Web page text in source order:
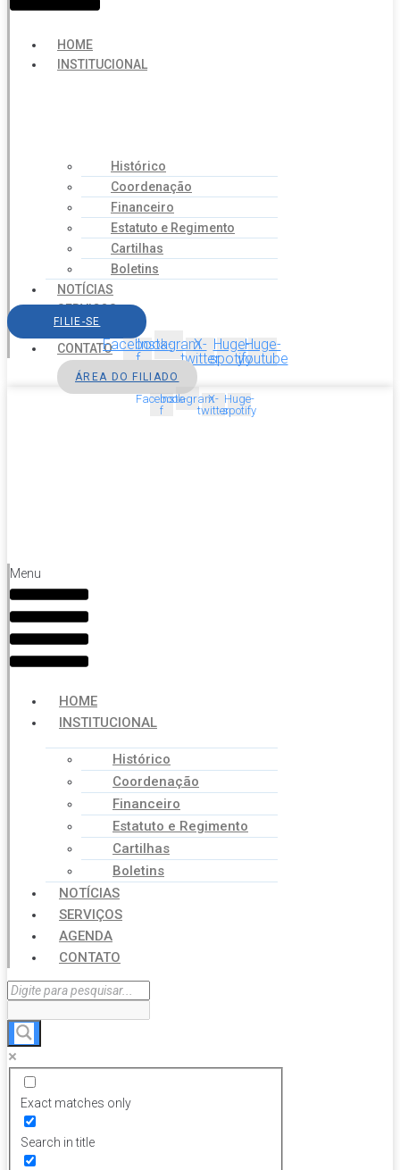
HOME
INSTITUCIONAL
Histórico
Coordenação
Financeiro
Estatuto e Regimento
Cartilhas
Boletins
NOTÍCIAS
SERVIÇOS
AGENDA
CONTATO
FILIE-SE
Facebook-
f
InstagramX-
twitter
Huge-
spotify
Huge-
youtube
ÁREA DO FILIADO
Facebook-
f
InstagramX-
twitter
Huge-
spotify
Menu
HOME
INSTITUCIONAL
Histórico
Coordenação
Financeiro
Estatuto e Regimento
Cartilhas
Boletins
NOTÍCIAS
SERVIÇOS
AGENDA
CONTATO
Exact matches only
Search in title